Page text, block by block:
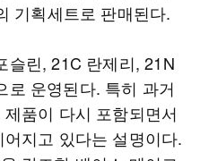
기획세트로 판매된다.
슬린, 21C 란제리, 21N
로 운영된다. 특히 과거
품이 다시 포함되면서
지고 있다는 설명이다.